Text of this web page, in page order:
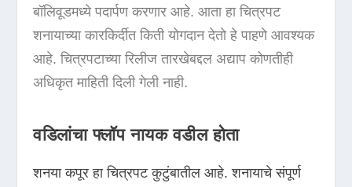
बॉलिवूडमध्ये पदार्पण करणार आहे. आता हा चित्रपट
शनायाच्या कारकिर्दीत किती योगदान देतो हे पाहणे आवश्यक
आहे. चित्रपटाच्या रिलीज तारखेबद्दल अद्याप कोणतीही
अधिकृत माहिती दिली गेली नाही.
वडिलांचा फ्लॉप नायक वडील होता
शनया कपूर हा चित्रपट कुटुंबातील आहे. शनायाचे संपूर्ण